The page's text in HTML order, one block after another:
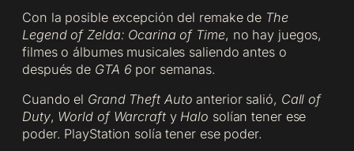
Con la posible excepción del remake de The
Legend of Zelda: Ocarina of Time, no hay juegos,
filmes o álbumes musicales saliendo antes o
después de GTA 6por semanas.
Cuando el Grand Theft Autoanterior salió, Call of
Duty, World of Warcraft y Halo solían tener ese
poder. PlayStation solía tener ese poder.